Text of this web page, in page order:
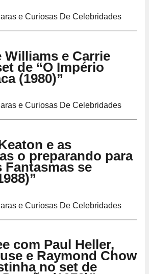
Williams e Carrie
de “O Império
(1980)”
e as
o preparando para
Fantasmas se
com Paul Heller,
e Raymond Chow
no set de